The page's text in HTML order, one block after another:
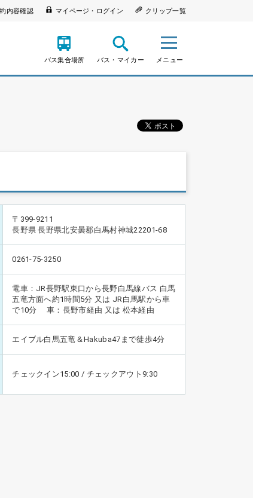
内容確認 マイページ・ログイン クリップ一覧
バス集合場所 バス・マイカー メニュー
〒399-9211
長野県 長野県北安曇郡白馬村神城22201-68
0261-75-3250
電車：JR長野駅東口から長野白馬線バス 白馬
五竜方面へ約1時間5分 又は JR白馬駅から車
で10分 車：長野市経由 又は 松本経由
エイブル白馬五竜＆Hakuba47まで徒歩4分
チェックイン15:00 / チェックアウト9:30